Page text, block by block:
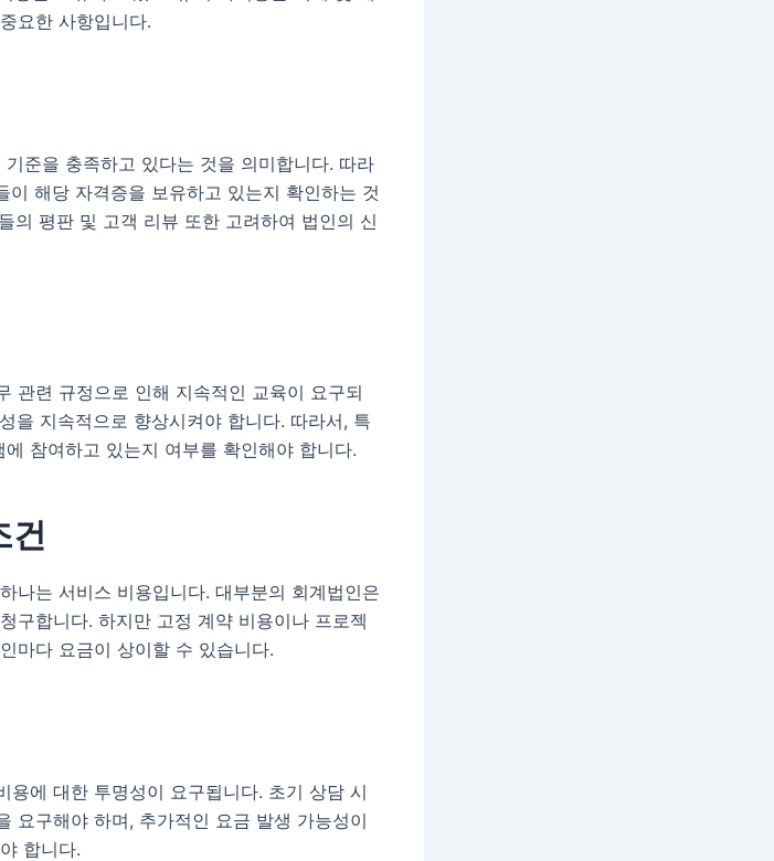
요한 사항입니다.
준을 충족하고 있다는 것을 의미합니다. 따라
해당 자격증을 보유하고 있는지 확인하는 것
의 평판 및 고객 리뷰 또한 고려하여 법인의 신
관련 규정으로 인해 지속적인 교육이 요구되
을 지속적으로 향상시켜야 합니다. 따라서, 특
참여하고 있는지 여부를 확인해야 합니다.
건
나는 서비스 비용입니다. 대부분의 회계법인은
구합니다. 하지만 고정 계약 비용이나 프로젝
마다 요금이 상이할 수 있습니다.
용에 대한 투명성이 요구됩니다. 초기 상담 시
요구해야 하며, 추가적인 요금 발생 가능성이
합니다.